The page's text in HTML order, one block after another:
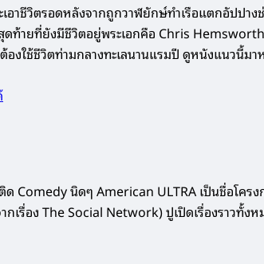
ชีวิตรอดหลังจากถูกวาฬยักษ์ทำเรือแตกอัปปาง
ดท้ายที่ยังมีชีวิตอยู่พระเอกคือ Chris
งใช้ชีวิตท่ามกลางทะเลนานแรมปี ดูหนังแนวนี้ม
นิดๆ American ULTRA เป็นชื่อโคร
ากเรื่อง The Social Network) ปูเปิดเรื่องรา